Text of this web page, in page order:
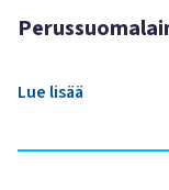
Lue lisää